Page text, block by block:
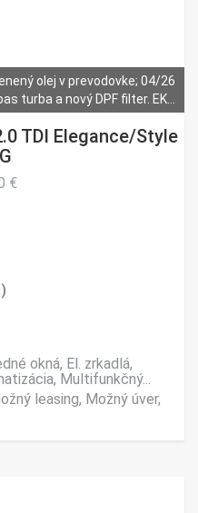
olej v prevodovke; 04/26
turba a nový DPF filter. EK...
TDI Elegance/Style
€
okná, El. zrkadlá,
Multifunkčný...
leasing, Možný úver,